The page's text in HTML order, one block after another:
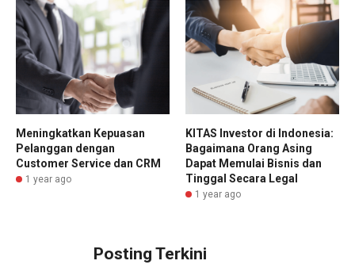
Meningkatkan Kepuasan
Pelanggan dengan
Customer Service dan CRM
1 year ago
KITAS Investor di Indonesia:
Bagaimana Orang Asing
Dapat Memulai Bisnis dan
Tinggal Secara Legal
1 year ago
Posting Terkini